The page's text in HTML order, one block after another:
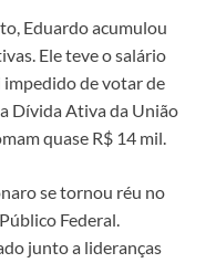
Eduardo acumulou
Ele teve o salário
impedido de votar de
Dívida Ativa da União
quase R$ 14 mil.
se tornou réu no
Federal.
junto a lideranças